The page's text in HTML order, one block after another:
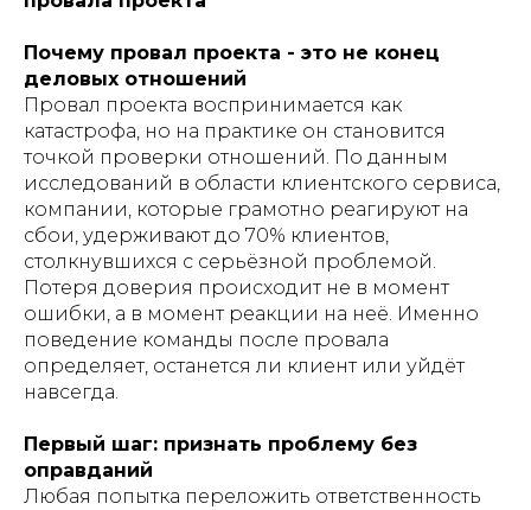
Почему провал проекта - это не конец
деловых отношений
Провал проекта воспринимается как
катастрофа, но на практике он становится
точкой проверки отношений. По данным
исследований в области клиентского сервиса,
компании, которые грамотно реагируют на
сбои, удерживают до 70% клиентов,
столкнувшихся с серьёзной проблемой.
Потеря доверия происходит не в момент
ошибки, а в момент реакции на неё. Именно
поведение команды после провала
определяет, останется ли клиент или уйдёт
навсегда.
Первый шаг: признать проблему без
оправданий
Любая попытка переложить ответственность